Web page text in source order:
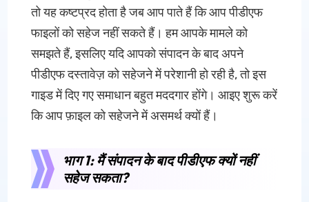
तो यह कष्टप्रद होता है जब आप पाते हैं कि आप पीडीएफ
फाइलों को सहेज नहीं सकते हैं। हम आपके मामले को
समझते हैं, इसलिए यदि आपको संपादन के बाद अपने
पीडीएफ दस्तावेज़ को सहेजने में परेशानी हो रही है, तो इस
गाइड में दिए गए समाधान बहुत मददगार होंगे। आइए शुरू करें
कि आप फ़ाइल को सहेजने में असमर्थ क्यों हैं।
भाग 1: मैं संपादन के बाद पीडीएफ क्यों नहीं
सहेज सकता?